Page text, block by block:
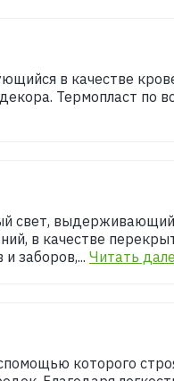
в качестве
Термопласт по
свет,
в качестве
заборов,... Читать
которого